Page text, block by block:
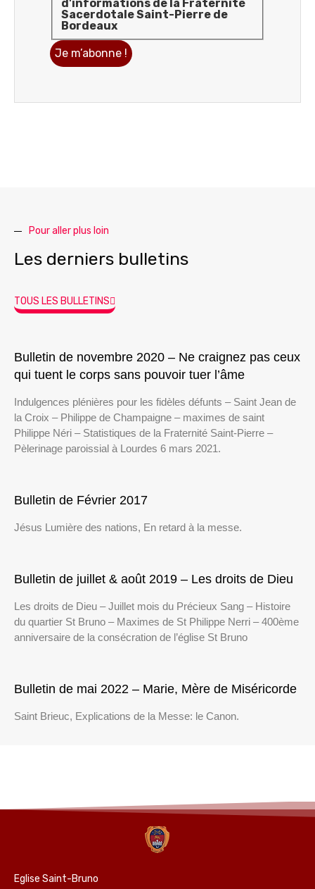
d'informations de la Fraternité
Sacerdotale Saint-Pierre de
Bordeaux
Pour aller plus loin
Les derniers bulletins
TOUS LES BULLETINS
Bulletin de novembre 2020 – Ne craignez pas ceux
qui tuent le corps sans pouvoir tuer l’âme
Indulgences plénières pour les fidèles défunts – Saint Jean de
la Croix – Philippe de Champaigne – maximes de saint
Philippe Néri – Statistiques de la Fraternité Saint-Pierre –
Pèlerinage paroissial à Lourdes 6 mars 2021.
Bulletin de Février 2017
Jésus Lumière des nations, En retard à la messe.
Bulletin de juillet & août 2019 – Les droits de Dieu
Les droits de Dieu – Juillet mois du Précieux Sang – Histoire
du quartier St Bruno – Maximes de St Philippe Nerri – 400ème
anniversaire de la consécration de l’église St Bruno
Bulletin de mai 2022 – Marie, Mère de Miséricorde
Saint Brieuc, Explications de la Messe: le Canon.
Eglise Saint-Bruno